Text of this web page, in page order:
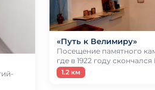
«Путь к Велимиру»
Посещение памятного
где в 1922 году
1.2 км